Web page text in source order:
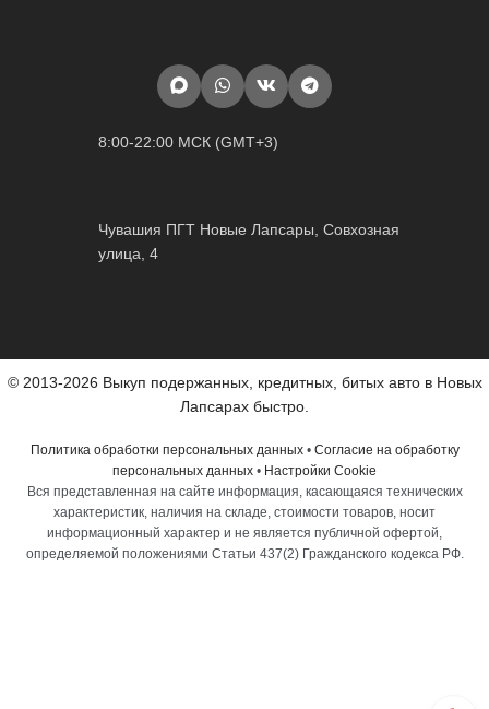
8:00-22:00 МСК (GMT+3)
Чувашия ПГТ Новые Лапсары, Совхозная
улица, 4
© 2013-2026 Выкуп подержанных, кредитных, битых авто в Новых
Лапсарах быстро.
Политика обработки персональных данных• Согласие на обработку
персональных данных • Настройки Cookie
Вся представленная на сайте информация, касающаяся технических
характеристик, наличия на складе, стоимости товаров, носит
информационный характер и не является публичной офертой,
определяемой положениями Статьи 437(2) Гражданского кодекса РФ.